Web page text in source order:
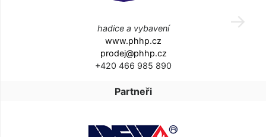
hadice a vybavení
www.phhp.cz
prodej@phhp.cz
+420 466 985 890
Partneři